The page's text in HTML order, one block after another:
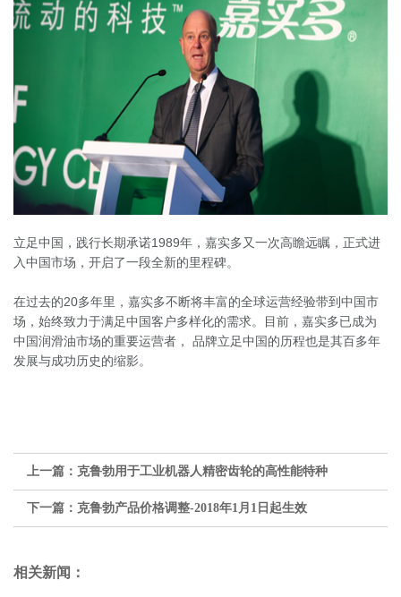
立足中国，践行长期承诺1989年，嘉实多又一次高瞻远瞩，正式进
入中国市场，开启了一段全新的里程碑。
在过去的20多年里，嘉实多不断将丰富的全球运营经验带到中国市
场，始终致力于满足中国客户多样化的需求。目前，嘉实多已成为
中国润滑油市场的重要运营者， 品牌立足中国的历程也是其百多年
发展与成功历史的缩影。
上一篇： 克鲁勃用于工业机器人精密齿轮的高性能特种
下一篇： 克鲁勃产品价格调整-2018年1月1日起生效
相关新闻：